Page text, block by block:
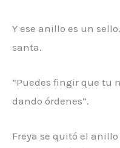
Y ese anillo es un
santa.
“Puedes fingir que tu
dando órdenes”.
Freya se quitó el